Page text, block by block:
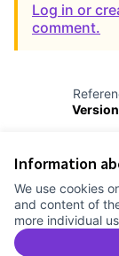
Information
We use cookies
and content of
more individual
Log in or
comment.
Cookie settings
Comunitat
(External link)
Comunitat
(External link)
Comunitat
(External link)
English
Triar la llengua